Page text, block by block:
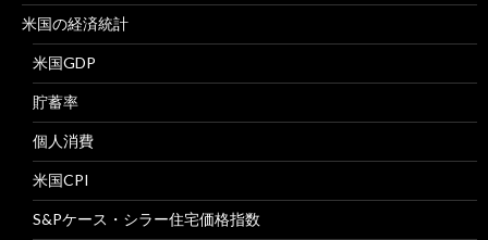
米国の経済統計
米国GDP
貯蓄率
個人消費
米国CPI
S&Pケース・シラー住宅価格指数